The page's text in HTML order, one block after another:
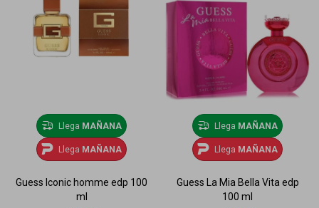
Llega MAÑANA
Llega MAÑANA
Guess Iconic homme edp 100
ml
Llega MAÑANA
Llega MAÑANA
Guess La Mia Bella Vita edp
100 ml